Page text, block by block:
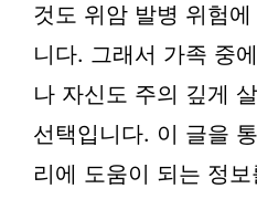
것도 위암 발병 위험
니다. 그래서 가족 중
나 자신도 주의 깊게
선택입니다. 이 글을
리에 도움이 되는 정